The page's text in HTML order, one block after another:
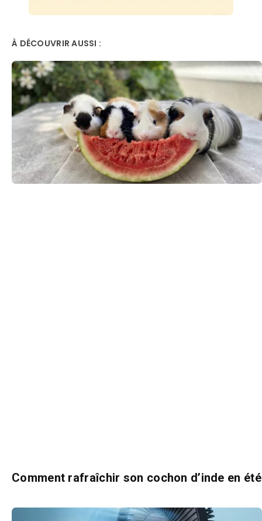
À DÉCOUVRIR AUSSI :
Comment rafraîchir son cochon d’inde en été